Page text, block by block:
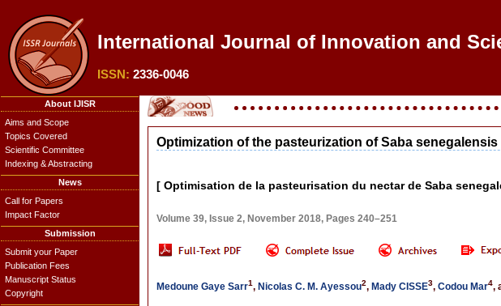
International Journal of Innovation and
ISSN: 2336-0046
About IJISR
Aims and Scope
Topics Covered
Scientific Committee
Indexing & Abstracting
News
Call for Papers
Impact Factor
Submission
Submit your Paper
Publication Fees
Manuscript Status
Copyright
Optimization of the pasteurization of Saba senegalensis
[ Optimisation de la pasteurisation du nectar de Saba
Volume 39, Issue 2, November 2018, Pages 240–251
Medoune Gaye Sarr1, Nicolas C. M. Ayessou2, Mady CISSE3, Codou Mar4,